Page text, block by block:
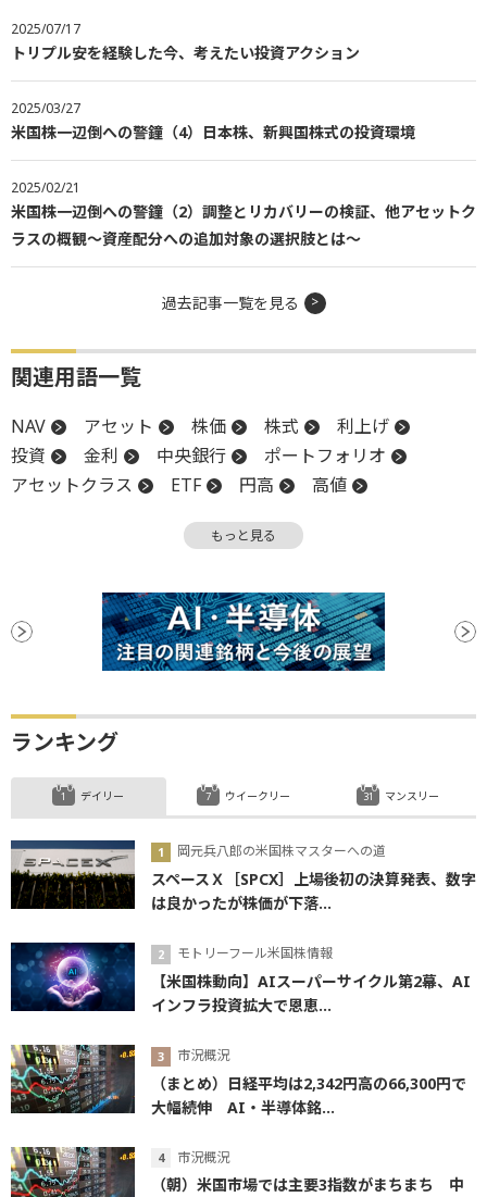
2025/07/17
トリプル安を経験した今、考えたい投資アクション
2025/03/27
米国株一辺倒への警鐘（4）日本株、新興国株式の投資環境
2025/02/21
米国株一辺倒への警鐘（2）調整とリカバリーの検証、他アセットク
ラスの概観～資産配分への追加対象の選択肢とは～
過去記事一覧を見る
関連用語一覧
NAV アセット 株価 株式
利上げ
投資
金利 中央銀行
ポートフォリオ
アセットクラス
ETF 円高
高値
米国株 リスク
調整 投資信託
パフォーマンス
分散投資
分配金 REIT 安全資産
機関投資家 金融政策
資産クラス
投資適格債
東証REIT指数
日銀
バリュエーション
ファンド
負債比率
もっと見る
ランキング
デイリー
岡元兵八郎の米国株マスターへの道
スペースＸ［SPCX］上場後初の決算発表、数字
は良かったが株価が下落...
モトリーフール米国株情報
【米国株動向】AIスーパーサイクル第2幕、AI
インフラ投資拡大で恩恵...
市況概況
（まとめ）日経平均は2,342円高の66,300円で
大幅続伸 AI・半導体銘...
市況概況
（朝）米国市場では主要3指数がまちまち 中
ウイークリー マンスリー